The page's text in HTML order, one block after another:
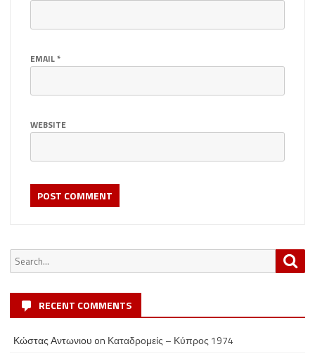
EMAIL*
WEBSITE
Search
for:
RECENT COMMENTS
Κώστας Αντωνιου on Καταδρομείς – Κύπρος 1974